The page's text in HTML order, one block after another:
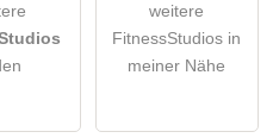
AGB
ich zur Kenntnis genommen.
weitere
FitnessStudios in
meiner Nähe